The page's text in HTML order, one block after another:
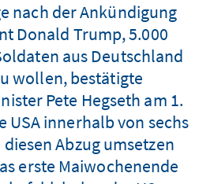
nach der Ankündigung
Donald Trump, 5.000
aus Deutschland
wollen, bestätigte
Pete Hegseth am 1.
USA innerhalb von sechs
Abzug umsetzen
erste Maiwochenende